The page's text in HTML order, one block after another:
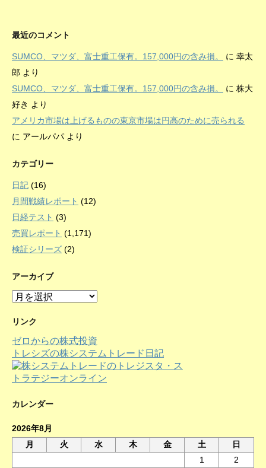
最近のコメント
SUMCO、マツダ、富士重工保有。157,000円の含み損。 に 幸太
郎 より
SUMCO、マツダ、富士重工保有。157,000円の含み損。
に 株大
好き より
アメリカ市場は上げるものの東京市場は円高のために売られる
に アールパパ より
カテゴリー
日記 (16)
月間戦績レポート (12)
日経テスト (3)
売買レポート (1,171)
検証シリーズ (2)
アーカイブ
ア
カ
ブ
リンク
ゼロからの株式投資
トレシズの株システムトレード日記
カレンダー
2026年8月
月
火 水 木 金 土
日
1
2